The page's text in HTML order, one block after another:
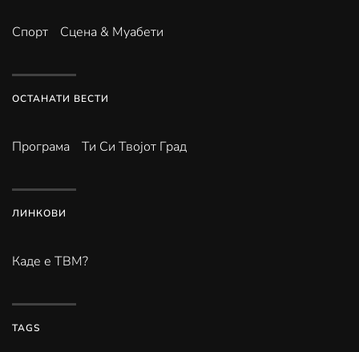
Спорт Сцена & Муабети
ОСТАНАТИ ВЕСТИ
Програма Ти Си Твојот Град
ЛИНКОВИ
Каде е ТВМ?
TAGS